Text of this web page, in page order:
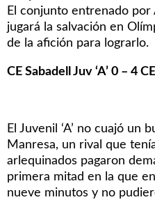
El conjunto entrenado por
jugará la salvación en
de la afición para lograrlo.
CE Sabadell Juv ‘A’ 0 – 4
El Juvenil ‘A’ no cuajó un
Manresa, un rival que
arlequinados pagaron
primera mitad en la que
nueve minutos y no